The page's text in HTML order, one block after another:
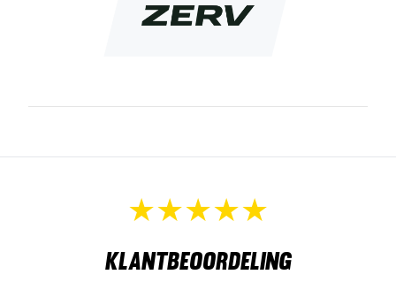
Klantbeoordeling